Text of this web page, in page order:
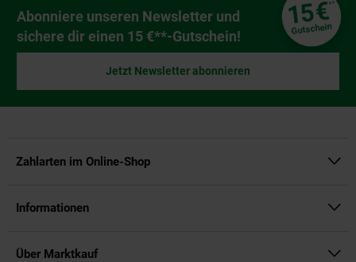
Newsletter Anmeldung
Abonniere unseren Newsletter und
sichere dir einen 15 €**-Gutschein!
15€**
Gutschein
Jetzt Newsletter abonnieren
Zahlarten im Online-Shop
Informationen
Über Marktkauf